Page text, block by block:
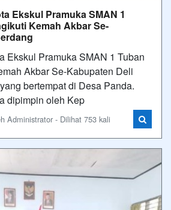
Ekskul Pramuka SMAN 1
Kemah Akbar Se-
Ekskul Pramuka SMAN 1 Tuban
Akbar Se-Kabupaten Deli
bertempat di Desa Panda.
dipimpin oleh Kep
Administrator - Dilihat 753 kali